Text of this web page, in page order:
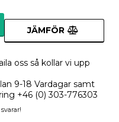
JÄMFÖR
oss så kollar vi upp
9-18 Vardagar samt
+46 (0) 303-776303